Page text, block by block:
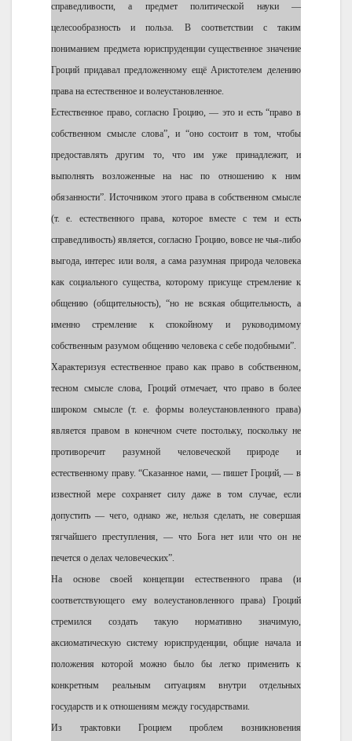
справедливости, а предмет политической науки —
целесообразность и польза. В соответствии с таким
пониманием предмета юриспруденции существенное значение
Гроций придавал предложенному ещё Аристотелем делению
права на естественное и волеустановленное.
Естественное право, согласно Гроцию, — это и есть “право в
собственном смысле слова”, и “оно состоит в том, чтобы
предоставлять другим то, что им уже принадлежит, и
выполнять возложенные на нас по отношению к ним
обязанности”. Источником этого права в собственном смысле
(т. е. естественного права, которое вместе с тем и есть
справедливость) является, согласно Гроцию, вовсе не чья-либо
выгода, интерес или воля, а сама разумная природа человека
как социального существа, которому присуще стремление к
общению (общительность), “но не всякая общительность, а
именно стремление к спокойному и руководимому
собственным разумом общению человека с себе подобными”.
Характеризуя естественное право как право в собственном,
тесном смысле слова, Гроций отмечает, что право в более
широком смысле (т. е. формы волеустановленного права)
является правом в конечном счете постольку, поскольку не
противоречит разумной человеческой природе и
естественному праву. “Сказанное нами, — пишет Гроций, — в
известной мере сохраняет силу даже в том случае, если
допустить — чего, однако же, нельзя сделать, не совершая
тягчайшего преступления, — что Бога нет или что он не
печется о делах человеческих”.
На основе своей концепции естественного права (и
соответствующего ему волеустановленного права) Гроций
стремился создать такую нормативно значимую,
аксиоматическую систему юриспруденции, общие начала и
положения которой можно было бы легко применить к
конкретным реальным ситуациям внутри отдельных
государств и к отношениям между государствами.
Из трактовки Гроцием проблем возникновения